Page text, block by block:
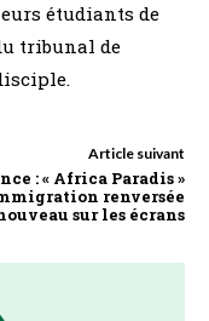
étudiants de
tribunal de
Article suivant
: « Africa Paradis »
renversée
sur les écrans